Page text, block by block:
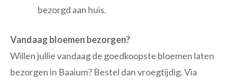
bezorgd aan huis.
Vandaag bloemen bezorgen?
Willen jullie vandaag de goedkoopste bloemen laten
bezorgen in Baaium? Bestel dan vroegtijdig. Via